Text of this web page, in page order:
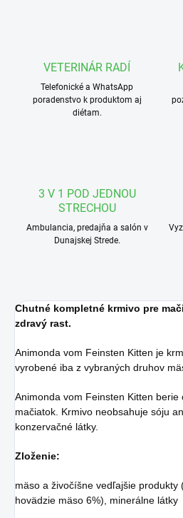
VETERINÁR RADÍ
Telefonické a WhatsApp
poradenstvo k produktom aj
diétam.
3 V 1 POD JEDNOU
STRECHOU
Ambulancia, predajňa a salón v
Dunajskej Strede.
Chutné kompletné krmivo pre
zdravý rast.
Animonda vom Feinsten Kitten je
vyrobené iba z vybraných druhov
Animonda vom Feinsten Kitten
mačiatok. Krmivo neobsahuje sóju
konzervačné látky.
Zloženie:
mäso a živočíšne vedľajšie produkty
hovädzie mäso 6%), minerálne látky